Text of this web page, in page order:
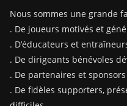
Nous sommes une grande
. De joueurs motivés et
. D’éducateurs et
. De dirigeants bénévoles
. De partenaires et
. De fidèles supporters,